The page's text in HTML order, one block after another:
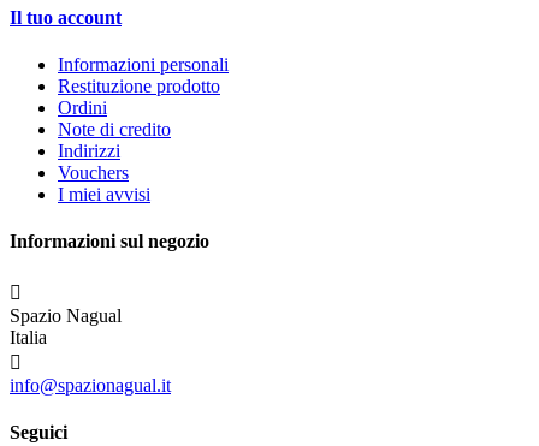
Il tuo account
Informazioni personali
Restituzione prodotto
Ordini
Note di credito
Indirizzi
Vouchers
I miei avvisi
Informazioni sul negozio

Spazio Nagual
Italia

info@spazionagual.it
Seguici